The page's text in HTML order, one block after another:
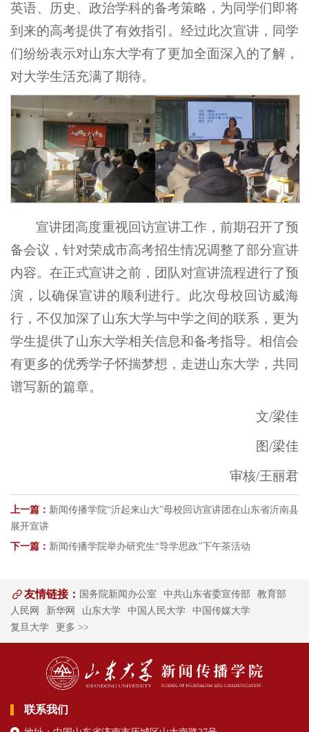
英语、历史、政治学科的备考策略，为同学们即将
到来的高考提供了有效指引。经过此次宣讲，同学
们纷纷表示对山东大学有了更加全面深入的了解，
对大学生活充满了期待。
宣讲团高度重视回访宣讲工作，前期召开了预
备会议，针对荣成市高考招生情况调整了部分宣讲
内容。在正式宣讲之前，团队对宣讲流程进行了预
演，以确保宣讲的顺利进行。此次母校回访威海
行，不仅加深了山东大学与中学之间的联系，更为
学生提供了山东大学相关信息和备考指导。相信会
有更多的优秀学子怀揣梦想，走进山东大学，共同
谱写新的篇章。
文/梁佳
图/梁佳
审核/王丽君
上一篇： 新闻传播学院“沂起来山大”母校回访宣讲团在山东省沂南县
展开宣讲
下一篇： 新闻传播学院举办研究生“导学思政”下午茶活动
友情链接： 国务院新闻办公室 中共山东省委宣传部
教育部
人民网
新华网 山东大学 中国人民大学
中国传媒大学
复旦大学
更多 >>
联系我们